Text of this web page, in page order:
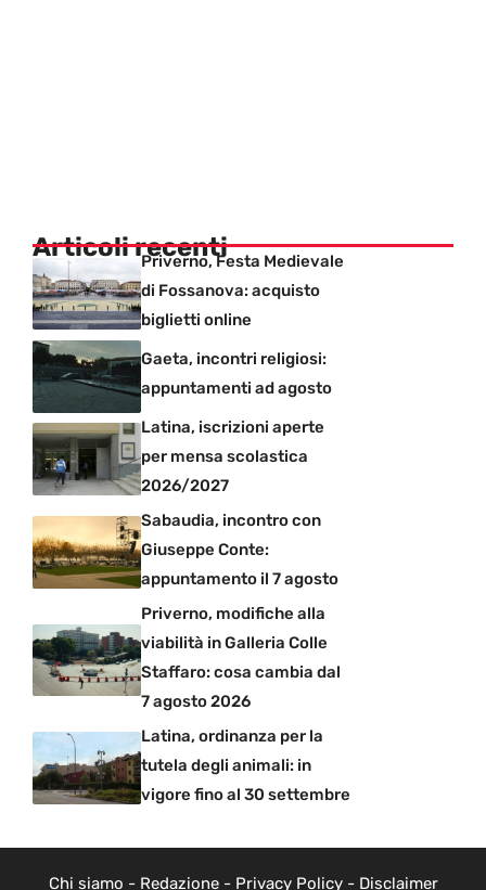
Articoli recentiPriverno, Festa Medievale
di Fossanova: acquisto
biglietti online
Gaeta, incontri religiosi:
appuntamenti ad agosto
Latina, iscrizioni aperte
per mensa scolastica
2026/2027
Sabaudia, incontro con
Giuseppe Conte:
appuntamento il 7 agosto
Priverno, modifiche alla
viabilità in Galleria Colle
Staffaro: cosa cambia dal
7 agosto 2026
Latina, ordinanza per la
tutela degli animali: in
vigore fino al 30 settembre
Chi siamo - Redazione- Privacy Policy- Disclaimer